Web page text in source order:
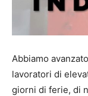
Abbiamo
lavoratori di
giorni di ferie, di